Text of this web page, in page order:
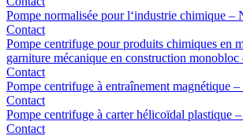
Pompe normalisée pour l‘industrie chimique –
Contact
Pompe centrifuge pour produits chimiques en
garniture mécanique en construction monobloc
Contact
Pompe centrifuge à entraînement magnétique
Contact
Pompe centrifuge à carter hélicoïdal plastique
Contact